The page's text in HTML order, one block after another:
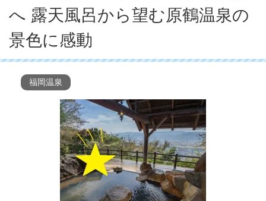
へ 露天風呂から望む原鶴温泉の
景色に感動
福岡温泉